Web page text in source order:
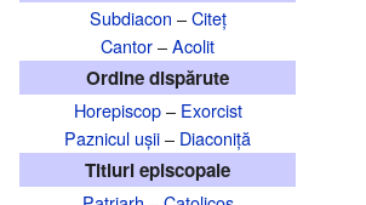
Subdiacon –Citeț
Cantor–Acolit
Ordine dispărute
Horepiscop– Exorcist
Paznicul ușii– Diaconiță
Titluri episcopale